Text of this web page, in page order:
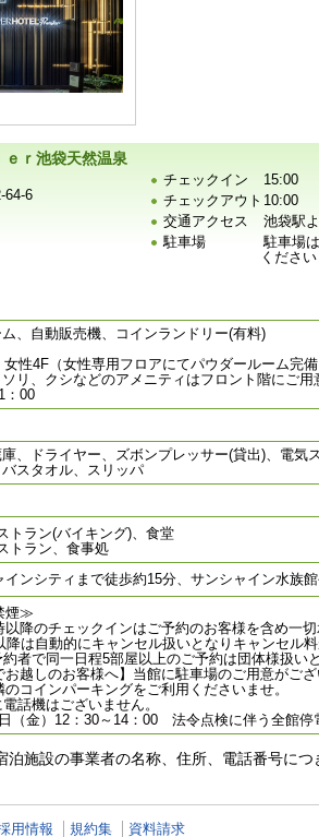
ｅｒ池袋天然温泉
64-6
チェックイン
15:00
チェックアウト 10:00
交通アクセス
池袋駅
駐車場
駐車場
ください
、自動販売機、コインランドリー(有料)
4F（女性専用フロアにてパウダールーム完備
リ、クシなどのアメニティはフロント階にご用
：00
、ドライヤー、ズボンプレッサー(貸出)、電気
スタオル、スリッパ
トラン(バイキング)、食堂
トラン、食事処
インシティまで徒歩約15分、サンシャイン水族
煙≫
降のチェックインはご予約のお客様を含め一切
降は自動的にキャンセル扱いとなりキャンセル料
者で同一日程5部屋以上のご予約は団体様扱い
お越しのお客様へ】当館に駐車場のご用意がござ
コインパーキングをご利用くださいませ。
話機はございません。
（金）12：30～14：00 法令点検に伴う全館停
泊施設の事業者の名称、住所、電話番号に
用情報 規約集 資料請求